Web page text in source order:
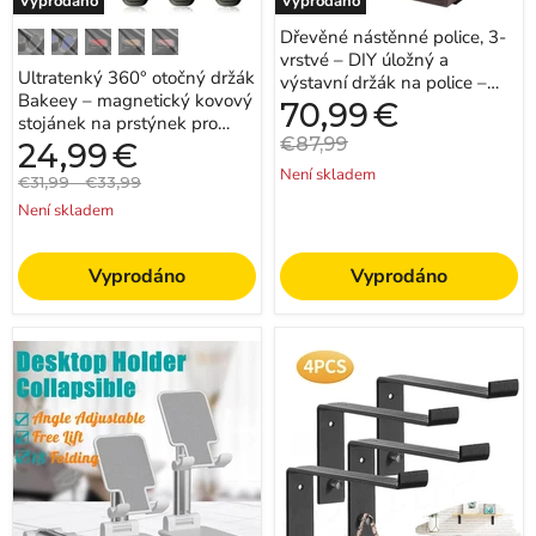
telefon
–
podpůrné
příslušenství
pro
uživatele
chytrých
telefonů
Ultratenký 360° otočný držák
Bakeey – magnetický kovový
stojánek na prstýnek pro
mobilní telefon – podpůrné
příslušen...
Aktuální
cena
24,99€
Původní
cena
€31,99 -Původní
cena
€33,99
Není skladem
Vyprodáno
ideální
pro
uspořádání
domácích
dekorací
a
osobních
předmětů
Dřevěné nástěnné police, 3-
vrstvé – DIY úložný a
výstavní držák na police –
ideální pro uspořádání
domácích dekorací ...
Aktuální
cena
70,99€
Původní
€87,99
Není skladem
Vyprodáno
Univerzální
skládací
teleskopický
stojan
–
Držák
na
stolní
mobilní
telefon
AGSIVO
4PCS/set
Vintage
Nástěnné
police
háčkem